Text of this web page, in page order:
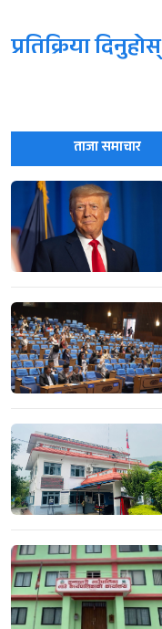
प्रतिक्रिया दिनुहोस्
ताजा समाचार